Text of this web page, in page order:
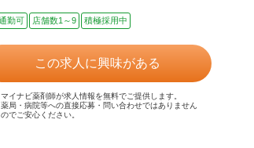
勤可 店舗数1～9 積極採用中
この求人に興味がある
マイナビ薬剤師が求人情報を無料でご提供します。
薬局・病院等への直接応募・問い合わせではありません
のでご安心ください。